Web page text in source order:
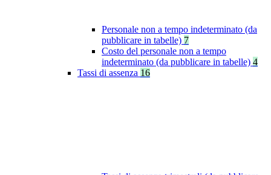
Personale non a tempo indeterminato (da
pubblicare in tabelle) 7
Costo del personale non a tempo
indeterminato (da pubblicare in tabelle) 4
Tassi di assenza 16